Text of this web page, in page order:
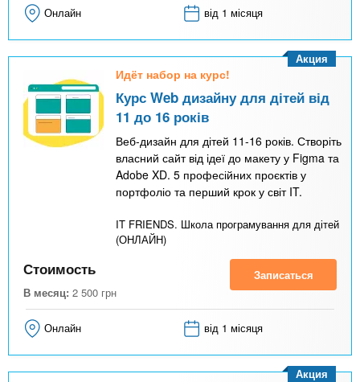
Онлайн від 1 місяця
Идёт набор на курс!
Курс Web дизайну для дітей від
11 до 16 років
Веб-дизайн для дітей 11-16 років. Створіть
власний сайт від ідеї до макету у Figma та
Adobe XD. 5 професійних проєктів у
портфоліо та перший крок у світ IT.
IT FRIENDS. Школа програмування для дітей
(ОНЛАЙН)
Акция
Стоимость
В месяц: 2 500 грн
Записаться
Онлайн від 1 місяця
Акция